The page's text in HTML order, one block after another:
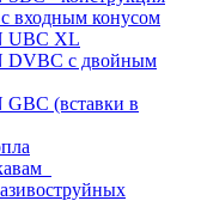
входным конусом
UBC XL
DVBC с двойным
(вставки в